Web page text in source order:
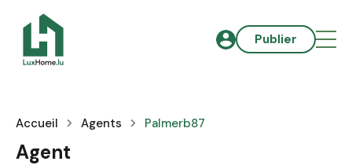
Publier
Accueil Agents Palmerb87
Agent